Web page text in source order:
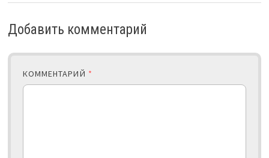
Добавить комментарий
КОММЕНТАРИЙ *